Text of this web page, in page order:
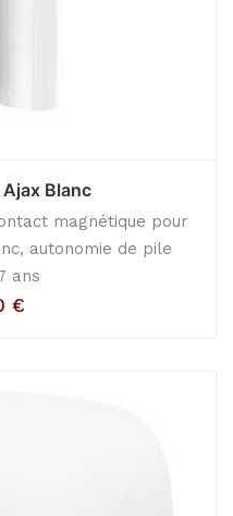
Ajax Blanc
magnétique pour
autonomie de pile
ans
€